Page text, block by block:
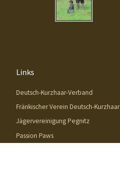
Links
Deutsch-Kurzhaar-Verband
Fränkischer Verein Deutsch-Kurzhaar
Jägervereinigung Pegnitz
Passion Paws